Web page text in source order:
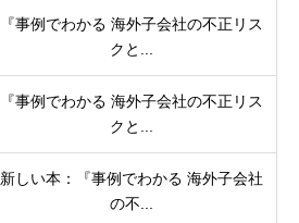
『事例でわかる 海外子会社の不正リス
クと...
『事例でわかる 海外子会社の不正リス
クと...
新しい本：『事例でわかる 海外子会社
の不...